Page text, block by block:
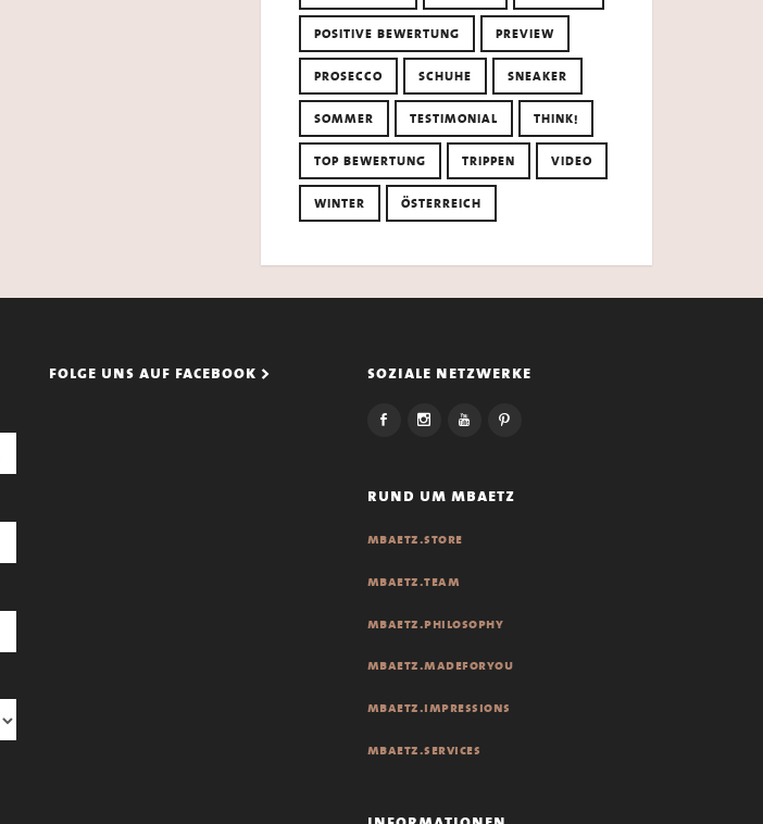
POSITIVE BEWERTUNG PREVIEW
PROSECCO SCHUHE SNEAKER
SOMMER TESTIMONIAL THINK!
TOP BEWERTUNG TRIPPEN VIDEO
WINTER ÖSTERREICH
folge uns auf facebook > soziale netzwerke
rund um mbaetz
mbaetz.store
mbaetz.team
mbaetz.philosophy
mbaetz.madeforyou
mbaetz.impressions
mbaetz.services